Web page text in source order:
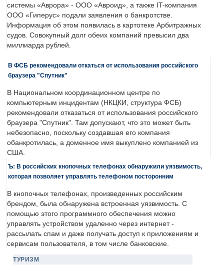
системы «Аврора» - ООО «Авроид», а также IT-компания
ООО «Гиперус» подали заявления о банкротстве.
Информация об этом появилась в картотеке Арбитражных
судов. Совокупный долг обеих компаний превысил два
миллиарда рублей.
В ФСБ рекомендовали откаться от использования российского
браузера "Спутник"
В Национальном координационном центре по
компьютерным инцидентам (НКЦКИ, структура ФСБ)
рекомендовали отказаться от использования российского
браузера "Спутник". Там допускают, что это может быть
небезопасно, поскольку создавшая его компания
обанкротилась, а доменное имя выкуплено компанией из
США.
Ъ: В российских кнопочных телефонах обнаружили уязвимость,
которая позволяет управлять телефоном посторонним
В кнопочных телефонах, произведенных российским
брендом, была обнаружена встроенная уязвимость. С
помощью этого программного обеспечения можно
управлять устройством удаленно через интернет -
рассылать спам и даже получать доступ к приложениям и
сервисам пользователя, в том числе банковские.
ТУРИЗМ